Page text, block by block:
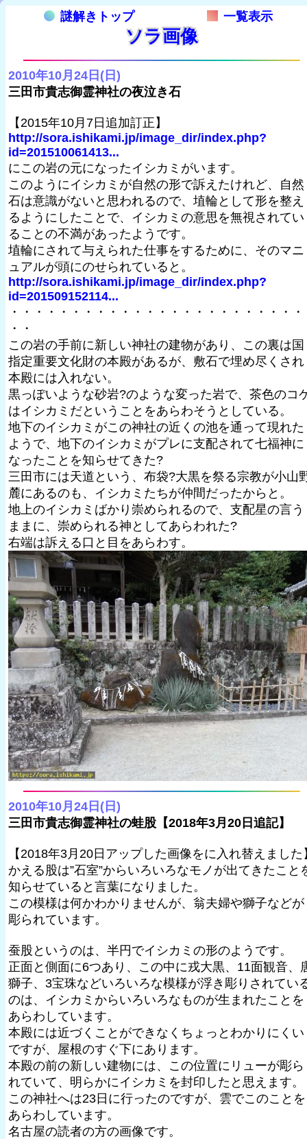
謎解きトップ 一覧表示
ソラ画像
2010年10月24日(日)
三田市貴志御霊神社の夜泣き石
【2015年10月7日追加訂正】
http://sora.ishikami.jp/image_dir/index.php?
id=201510061413...
にこの岩の元になったイシカミがいます。
このようにイシカミが自然の形で訴えたけれど、自然
石は意識がないと思われるので、埴輪として形を整え
るようにしたことで、イシカミの意思を無視されてい
ることの不満があったようです。
埴輪にされて与えられた仕事をするために、そのマニ
ュアルが頭にのせられていると。
http://sora.ishikami.jp/image_dir/index.php?
id=201509152114...
・・・・・・・・・・・・・・・・・・・・・・・・
・・
この岩の手前に新しい神社の建物があり、この裏は国
指定重要文化財の本殿があるが、敷石で埋め尽くされ
本殿には入れない。
黒っぽいような砂岩?のような変った岩で、茶色のコ
はイシカミだということをあらわそうとしている。
地下のイシカミがこの神社の近くの池を通って現れた
ようで、地下のイシカミがプレに支配されて七福神に
なったことを知らせてきた?
三田市には天道という、布袋?大黒を祭る宗教が小山
麓にあるのも、イシカミたちが仲間だったからと。
地上のイシカミばかり崇められるので、支配星の言う
ままに、崇められる神としてあらわれた?
右端は訴える口と目をあらわす。
2010年10月24日(日)
三田市貴志御霊神社の蛙股【2018年3月20日追記】
【2018年3月20日アップした画像をに入れ替えました
かえる股は”石室”からいろいろなモノが出てきたこと
知らせていると言葉になりました。
この模様は何かわかりませんが、翁夫婦や獅子などが
彫られています。
蚕股というのは、半円でイシカミの形のようです。
正面と側面に6つあり、この中に戎大黒、11面観音、
獅子、3宝珠などいろいろな模様が浮き彫りされてい
のは、イシカミからいろいろなものが生まれたことを
あらわしています。
本殿には近づくことができなくちょっとわかりにくい
ですが、屋根のすぐ下にあります。
本殿の前の新しい建物には、この位置にリューが彫ら
れていて、明らかにイシカミを封印したと思えます。
この神社へは23日に行ったのですが、雲でこのことを
あらわしています。
名古屋の読者の方の画像です。